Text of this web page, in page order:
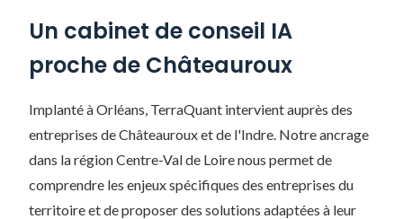
Un cabinet de conseil IA
proche de Châteauroux
Implanté à Orléans, TerraQuant intervient auprès des
entreprises de Châteauroux et de l'Indre. Notre ancrage
dans la région Centre-Val de Loire nous permet de
comprendre les enjeux spécifiques des entreprises du
territoire et de proposer des solutions adaptées à leur